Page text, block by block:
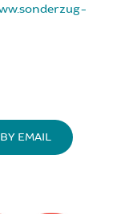
EMAIL